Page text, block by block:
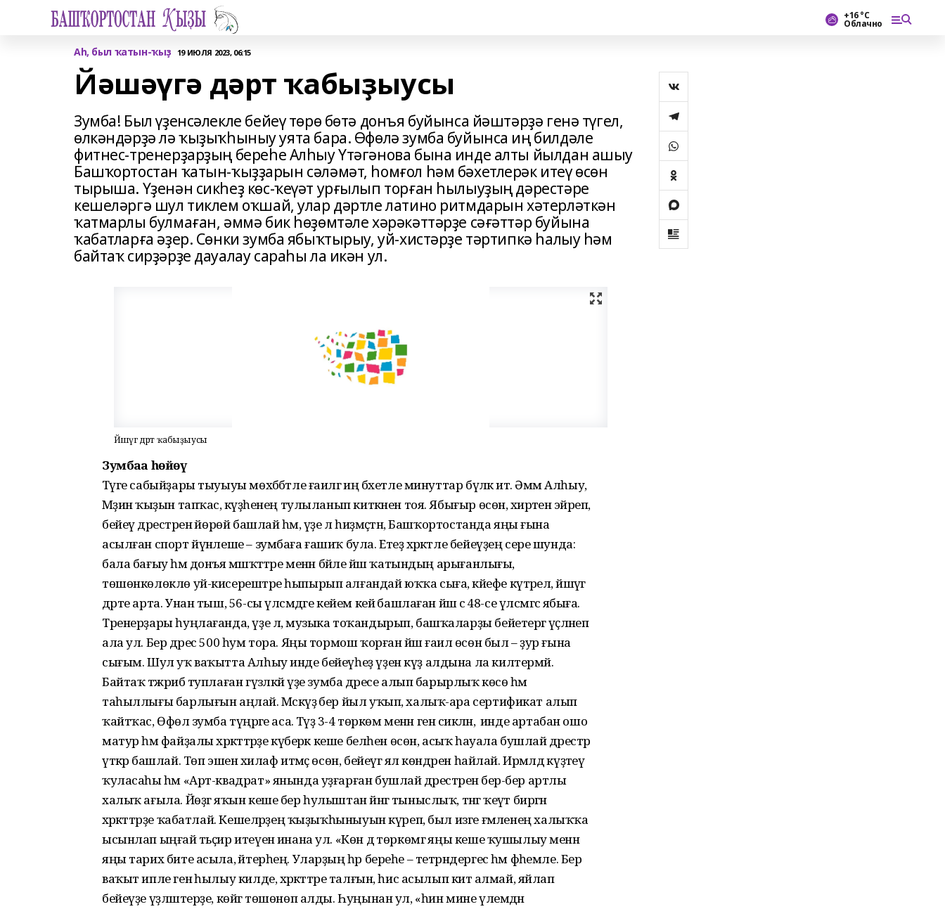
+16 °С
Облачно
Аһ, был ҡатын-ҡыҙ 19 ИЮЛЯ 2023, 06:15
Йәшәүгә дәрт ҡабыҙыусы
Зумба! Был үҙенсәлекле бейеү төрө бөтә донъя буйынса йәштәрҙә генә түгел,
өлкәндәрҙә лә ҡыҙыҡһыныу уята бара. Өфөлә зумба буйынса иң билдәле
фитнес-тренерҙарҙың береһе Алһыу Үтәгәнова бына инде алты йылдан ашыу
Башҡортостан ҡатын-ҡыҙҙарын сәләмәт, һомғол һәм бәхетлерәк итеү өсөн
тырыша. Үҙенән сикһеҙ көс-ҡеүәт урғылып торған һылыуҙың дәрестәре
кешеләргә шул тиклем оҡшай, улар дәртле латино ритмдарын хәтерләткән
ҡатмарлы булмаған, әммә бик һөҙөмтәле хәрәкәттәрҙе сәғәттәр буйына
ҡабатларға әҙер. Сөнки зумба ябыҡтырыу, уй-хистәрҙе тәртипкә һалыу һәм
байтаҡ сирҙәрҙе дауалау сараһы ла икән ул.
Йәшәүгә дәрт ҡабыҙыусы
Зумбаға һөйөү
Тәүге сабыйҙары тыуыуы мөхәббәтле ғаиләгә иң бәхетле минуттар бүләк итә. Әммә Алһыу,
Мәҙинә ҡыҙын тапҡас, кәүҙәһенең тулыланып киткәнен тоя. Ябығыр өсөн, әхирәтенә эйәреп,
бейеү дәрестәренә йөрөй башлай һәм, үҙе лә һиҙмәҫтән, Башҡортос­танда яңы ғына
асылған спорт йүнәлеше – зумбаға ғашиҡ була. Етеҙ хәрәкәтле бейеүҙең сере шунда:
бала бағыу һәм донъя мәшәҡәттәре менән бәйле йәш ҡатындың арығанлығы,
төшөнкөлөклө уй-кисерештәре һыпырып алғандай юҡҡа сыға, кәйефе күтәрелә, йәшәүгә
дәрте арта. Унан тыш, 56-сы үлсәмдәге кейем кейә башлаған йәш әсә 48-се үлсәмгәсә ябыға.
Тренерҙары һуңлағанда, үҙе лә, музыка тоҡандырып, башҡаларҙы бейетергә әүәҫләнеп
ала ул. Бер дәрес 500 һум тора. Яңы тормош ҡорған йәш ғаилә өсөн был – ҙур ғына
сығым. Шул уҡ ваҡытта Алһыу инде бейеүһеҙ үҙен күҙ алдына ла килтермәй.
Байтаҡ тәжрибә туплаған гүзәлкәй үҙе зумба дәресе алып барырлыҡ көсө һәм
таһыллығы барлығын аңлай. Мәскәүҙә бер йыл уҡып, халыҡ-ара сертификат алып
ҡайтҡас, Өфөлә зумба түңәрәге аса. Тәүҙә 3-4 төркөм менән генә сикләнә, ә инде артабан ошо
матур һәм файҙалы хәрәкәттәрҙе күберәк кеше белһен өсөн, асыҡ һауала бушлай дәрестәр
үткәрә башлай. Төп эшенә хилаф итмәҫ өсөн, бейеүгә ял көндәрен һайлай. Ирәмәлдә күҙәтеү
ҡуласаһы һәм «Арт-квадрат» янында уҙғарған бушлай дәрестәренә бер-бер артлы
халыҡ ағыла. Йөҙгә яҡын кеше бер һулыштан йәнгә тыныслыҡ, тәнгә ҡеүәт биргән
хәрәкәттәрҙе ҡабатлай. Кешеләрҙең ҡыҙыҡһыныуын күреп, был изге ғәмәленең халыҡҡа
ысынлап ыңғай тәьҫир итеүенә инана ул. «Көн дә төркөмгә яңы кеше ҡушылыу менән
яңы тарих бите асыла, әйтерһең. Уларҙың һәр береһе – тетрәндергес һәм фәһемле. Бер
ваҡыт ипле генә һылыу килде, хәрәкәттәре талғын, һис асылып китә алмай, яйлап
бейеүҙе үҙләштерҙе, көйгә төшөнөп алды. Һуңынан ул, «һин мине үлемдән